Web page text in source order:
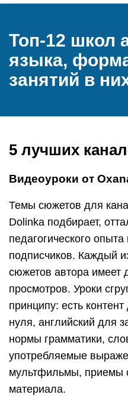
Топ-12 школ
языка,
занятий в
5 лучших
Видеоуроки от
Темы сюжетов для
Dolinka подбирает,
педагогического
подписчиков. Каждый
сюжетов автора имеет
просмотров. Уроки
принципу: есть
нуля, английский для
нормы грамматики,
употребляемые
мультфильмы, приемы
материала.